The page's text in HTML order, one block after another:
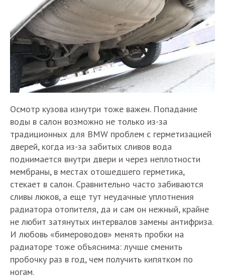
Осмотр кузова изнутри тоже важен. Попадание
воды в салон возможно не только из-за
традиционных для BMW проблем с герметизацией
дверей, когда из-за забитых сливов вода
поднимается внутри двери и через неплотности
мембраны, в местах отошедшего герметика,
стекает в салон. Сравнительно часто забиваются
сливы люков, а еще тут неудачные уплотнения
радиатора отопителя, да и сам он нежный, крайне
не любит затянутых интервалов замены антифриза.
И любовь «бимероводов» менять пробки на
радиаторе тоже объяснима: лучше сменить
пробочку раз в год, чем получить кипятком по
ногам.